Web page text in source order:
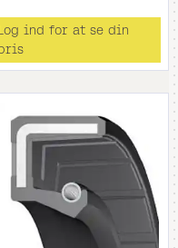
ind for at se din